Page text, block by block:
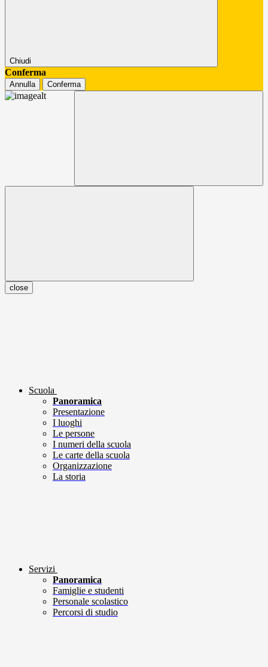
Chiudi
Conferma
Annulla Conferma
close
Scuola
Panoramica
Presentazione
I luoghi
Le persone
I numeri della scuola
Le carte della scuola
Organizzazione
La storia
Servizi
Panoramica
Famiglie e studenti
Personale scolastico
Percorsi di studio